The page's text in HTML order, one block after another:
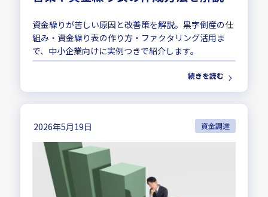
資金繰りが苦しい原因と改善策を解説。黒字倒産の仕
組み・資金繰り表の作り方・ファクタリング活用ま
で、中小企業向けに実例つきで紹介します。
続きを読む
2026年5月19日 資金調達